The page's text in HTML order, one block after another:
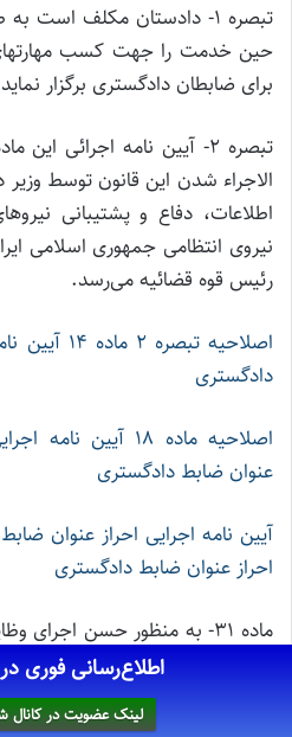
تبصره ۱- دادستان مکلف است
حین خدمت را جهت کسب مهارتهای
برای ضابطان دادگستری برگزار
تبصره ۲- آیین نامه اجرائی
الاجراء شدن این قانون توسط
اطلاعات، دفاع و پشتیبانی
نیروی انتظامی جمهوری اسلامی
رئیس قوه قضائیه می‌رسد.
اصلاحیه
دادگستری
اصلاحیه ماده ۱۸
عنوان ضابط دادگستری
آیین نامه اجرایی احراز عنوان
احراز عنوان ضابط دادگستری
ماده ۳۱- به منظور حسن
نوجوانان، پلیس ویژه اطفال و
جمهوری اسلامی ایران تشکیل
آن به موجب لایحه‌ای است که
اطلاع‌رسانی فوری
لینک عضویت در کانال